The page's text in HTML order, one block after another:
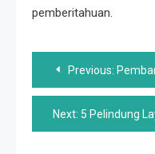
pemberitahuan.
Post
navigation
Previous: Pembaruan Besar
Next: 5 Pelindung